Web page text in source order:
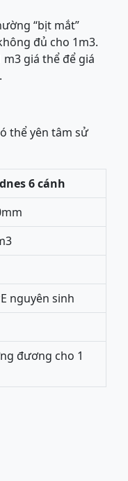
“bịt mắt”
đủ cho 1m3.
giá thể để giá
thể yên tâm sử
6 cánh
nguyên sinh
đương cho 1